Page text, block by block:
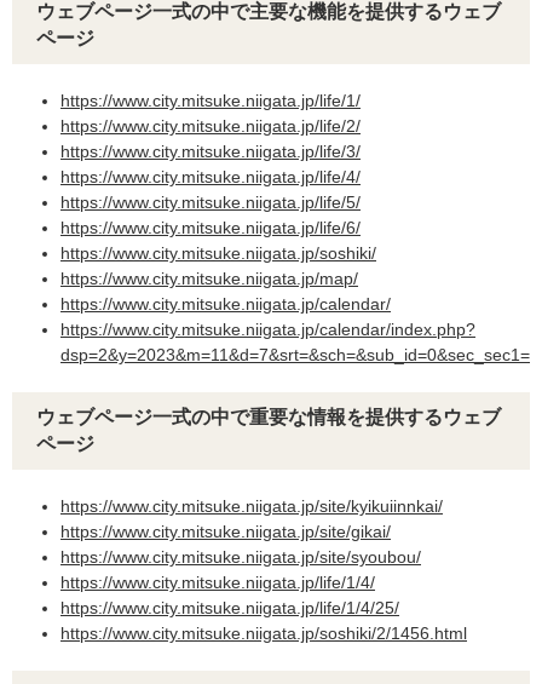
ウェブページ一式の中で主要な機能を提供するウェブ
ページ
https://www.city.mitsuke.niigata.jp/life/1/
https://www.city.mitsuke.niigata.jp/life/2/​
https://www.city.mitsuke.niigata.jp/life/3/​
https://www.city.mitsuke.niigata.jp/life/4/​
https://www.city.mitsuke.niigata.jp/life/5/
https://www.city.mitsuke.niigata.jp/life/6/​
https://www.city.mitsuke.niigata.jp/soshiki/
https://www.city.mitsuke.niigata.jp/map/​
https://www.city.mitsuke.niigata.jp/calendar/​
https://www.city.mitsuke.niigata.jp/calendar/index.php?
ウェブページ一式の中で重要な情報を提供するウェブ
ページ
https://www.city.mitsuke.niigata.jp/site/kyikuiinnkai/​
https://www.city.mitsuke.niigata.jp/site/gikai/
https://www.city.mitsuke.niigata.jp/site/syoubou/
https://www.city.mitsuke.niigata.jp/life/1/4/​
https://www.city.mitsuke.niigata.jp/life/1/4/25/​
https://www.city.mitsuke.niigata.jp/soshiki/2/1456.html